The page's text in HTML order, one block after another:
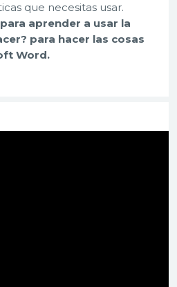
que necesitas usar.
aprender a usar la
para hacer las cosas
Word.